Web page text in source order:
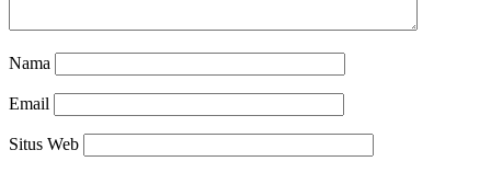
Nama
Email
Situs Web